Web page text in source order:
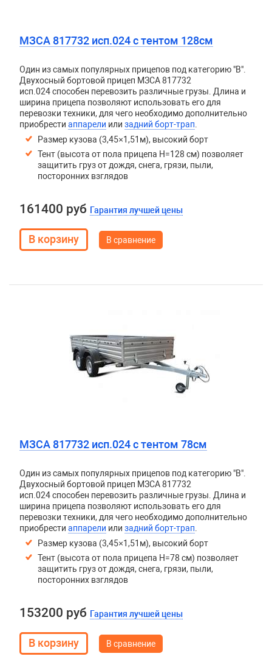
МЗСА 817732 исп.024 с тентом 128см
Один из самых популярных прицепов под категорию "В".
Двухосный бортовой прицеп МЗСА 817732
исп.024способен перевозить различные грузы. Длина и
ширина прицепа позволяют использовать его для
перевозки техники, для чего необходимо дополнительно
приобрести аппарели или задний борт-трап
Размер кузова (3,45×1,51м), высокий борт
Тент (высота от пола прицепа H=128 см) позволяет
защитить груз от дождя, снега, грязи, пыли,
посторонних взглядов
161400 руб Гарантия лучшей цены
В сравнение
МЗСА 817732 исп.024 с тентом 78см
Один из самых популярных прицепов под категорию "В".
Двухосный бортовой прицеп МЗСА 817732
исп.024способен перевозить различные грузы. Длина и
ширина прицепа позволяют использовать его для
перевозки техники, для чего необходимо дополнительно
приобрести аппарели или задний борт-трап
Размер кузова (3,45×1,51м), высокий борт
Тент (высота от пола прицепа H=78 см) позволяет
защитить груз от дождя, снега, грязи, пыли,
посторонних взглядов
153200 руб Гарантия лучшей цены
В сравнение